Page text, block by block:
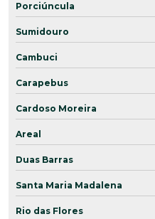
Porciúncula
Sumidouro
Cambuci
Carapebus
Cardoso Moreira
Areal
Duas Barras
Santa Maria Madalena
Rio das Flores